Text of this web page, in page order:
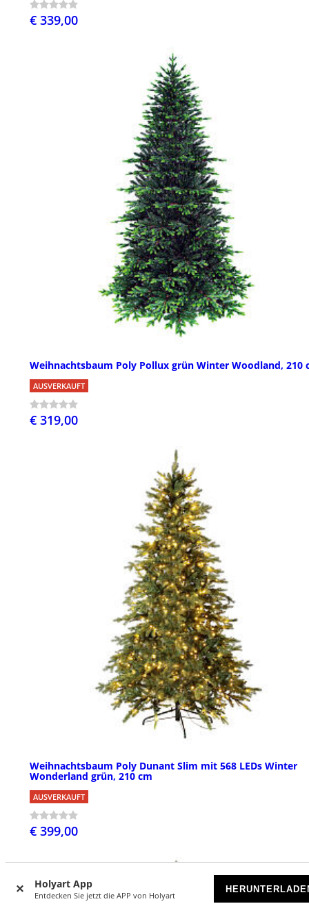
Holyart App
Entdecken Sie jetzt die APP von Holyart
€ 339,00
Weihnachtsbaum Poly Pollux grün Winter Woodland, 210
AUSVERKAUFT
€ 319,00
Weihnachtsbaum Poly Dunant Slim mit 568 LEDs Winter
Wonderland grün, 210 cm
AUSVERKAUFT
€ 399,00